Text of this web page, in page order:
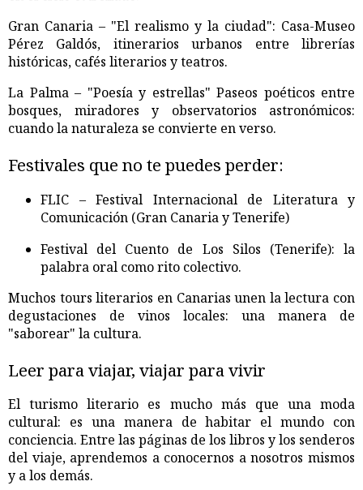
Gran Canaria – "El realismo y la ciudad": Casa-Museo
Pérez Galdós, itinerarios urbanos entre librerías
históricas, cafés literarios y teatros.
La Palma – "Poesía y estrellas" Paseos poéticos entre
bosques, miradores y observatorios astronómicos:
cuando la naturaleza se convierte en verso.
Festivales que no te puedes perder:
FLIC – Festival Internacional de Literatura y
Comunicación (Gran Canaria y Tenerife)
Festival del Cuento de Los Silos (Tenerife): la
palabra oral como rito colectivo.
Muchos tours literarios en Canarias unen la lectura con
degustaciones de vinos locales: una manera de
"saborear" la cultura.
Leer para viajar, viajar para vivir
El turismo literario es mucho más que una moda
cultural: es una manera de habitar el mundo con
conciencia. Entre las páginas de los libros y los senderos
del viaje, aprendemos a conocernos a nosotros mismos
y a los demás.